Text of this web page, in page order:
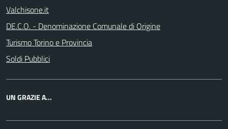
Valchisone.it
DE.C.O. - Denominazione Comunale di Origine
Turismo Torino e Provincia
Soldi Pubblici
UN GRAZIE A...